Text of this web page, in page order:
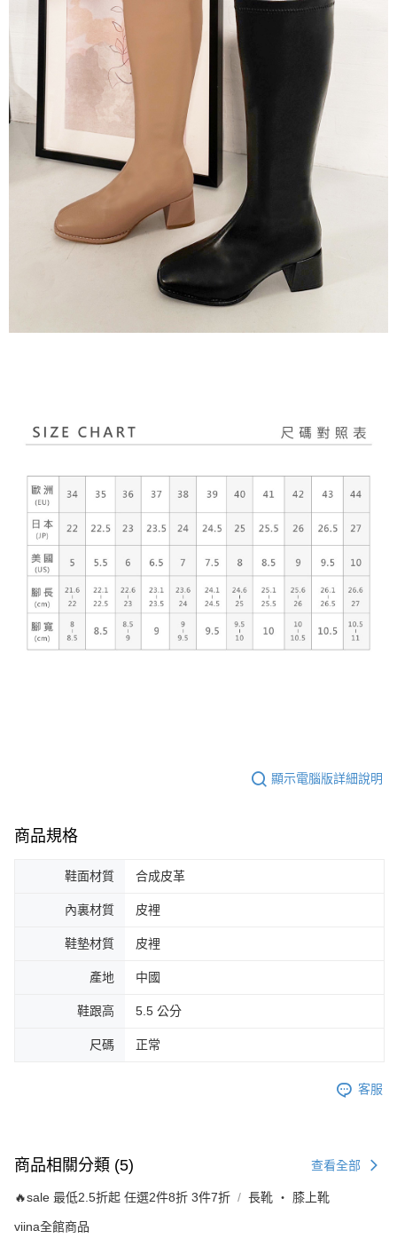
顯示電腦版詳細說明
商品規格
鞋面材質 合成皮革
內裏材質 皮裡
鞋墊材質 皮裡
產地 中國
鞋跟高 5.5 公分
尺碼 正常
客服
商品相關分類 (5) 查看全部
🔥sale 最低2.5折起 任選2件8折 3件7折 長靴 ‧ 膝上靴
viina全館商品